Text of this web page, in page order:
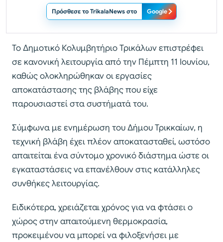
Πρόσθεσε το TrikalaNews στο Google
Το Δημοτικό Κολυμβητήριο Τρικάλων επιστρέφει
σε κανονική λειτουργία από την Πέμπτη 11 Ιουνίου,
καθώς ολοκληρώθηκαν οι εργασίες
αποκατάστασης της βλάβης που είχε
παρουσιαστεί στα συστήματά του.
Σύμφωνα με ενημέρωση του Δήμου Τρικκαίων, η
τεχνική βλάβη έχει πλέον αποκατασταθεί, ωστόσο
απαιτείται ένα σύντομο χρονικό διάστημα ώστε οι
εγκαταστάσεις να επανέλθουν στις κατάλληλες
συνθήκες λειτουργίας.
Ειδικότερα, χρειάζεται χρόνος για να φτάσει ο
χώρος στην απαιτούμενη θερμοκρασία,
προκειμένου να μπορεί να φιλοξενήσει με